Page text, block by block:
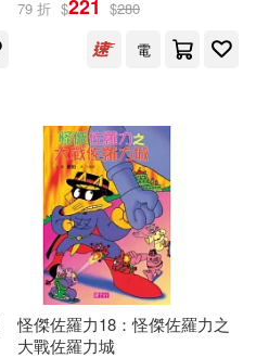
79 折 $221 $280
電
怪傑佐羅力18：怪傑佐羅力之
大戰佐羅力城